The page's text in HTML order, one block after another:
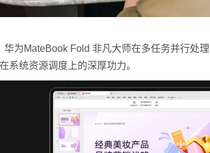
MateBook Fold 非凡大师在多任务并行处
系统资源调度上的深厚功力。